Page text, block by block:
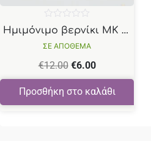
ΣΕ ΑΠΟΘΕΜΑ
Ημιμόνιμο βερνίκι ΜΚ Ν327 μώβ 15ml
€12.00 €6.00
Προσθήκη στο καλάθι
Βαθμολογήθηκε
με
0
από
5